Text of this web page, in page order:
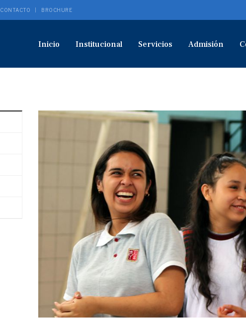
CONTACTO BROCHURE
Inicio Institucional Servicios Admisión